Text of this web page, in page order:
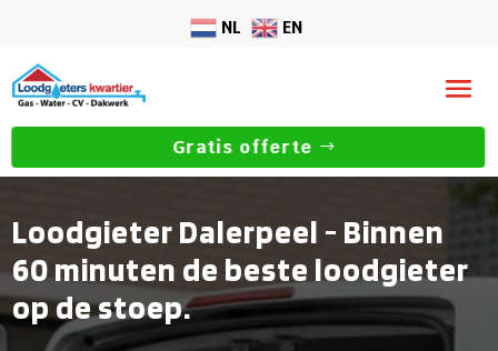
NL EN
Gratis offerte
Loodgieter Dalerpeel - Binnen
60 minuten de beste loodgieter
op de stoep.